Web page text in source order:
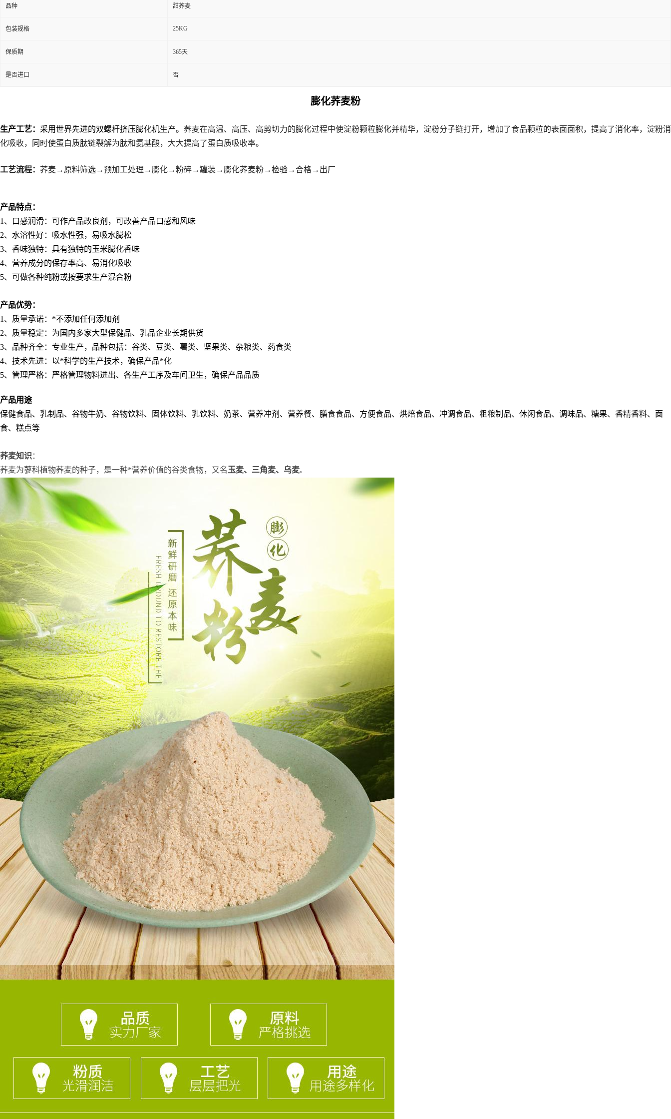
品种 甜荞麦
包装规格 25KG
保质期 365天
是否进口 否
膨化荞麦粉
生产工艺： 采用世界先进的双螺杆挤压膨化机生产。 荞麦在高温、高压、高剪切力的膨化过程中使淀粉颗粒膨化并精华，淀粉分子链打开，增加了食品颗粒的表面面积，提高了消化率，淀粉消
化吸收，同时使蛋白质肽链裂解为肽和氨基酸，大大提高了蛋白质吸收率。
工艺流程： 荞麦→原料筛选→预加工处理→膨化→粉碎→罐装→膨化荞麦粉→检验→合格→出厂
产品特点：
1 、口感润滑：可作产品改良剂，可改善产品口感和风味
2、水溶性好：吸水性强，易吸水膨松
3、香味独特：具有独特的玉米膨化香味
4、营养成分的保存率高、易消化吸收
5、可做各种纯粉或按要求生产混合粉
产品优势：
1 、质量承诺：*不添加任何添加剂
2、质量稳定：为国内多家大型保健品、乳品企业长期供货
3、品种齐全：专业生产，品种包括：谷类、豆类、薯类、坚果类、杂粮类、药食类
4、技术先进：以*科学的生产技术，确保产品*化
5、管理严格：严格管理物料进出、各生产工序及车间卫生，确保产品品质
产品用途
保健食品、乳制品、谷物牛奶、谷物饮料、固体饮料、乳饮料、奶茶、营养冲剂、营养餐、膳食食品、方便食品、烘焙食品、冲调食品、粗粮制品、休闲食品、调味品、糖果、香精香料、面
食、糕点等
荞麦知识 ：
荞麦为蓼科植物荞麦的种子，是一种*营养价值的谷类食物，又名 玉麦、三角麦、乌麦。